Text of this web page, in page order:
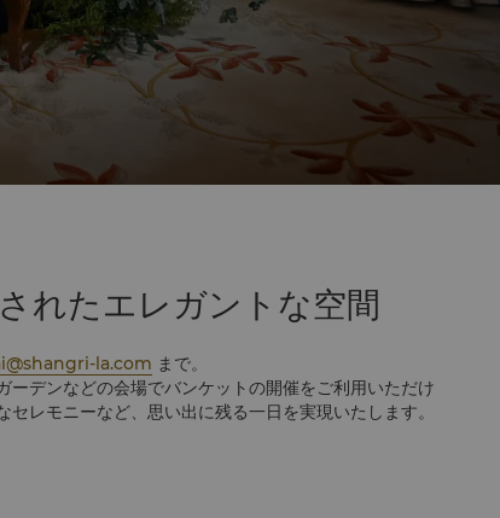
れたエレガントな空間
la.com まで。
デンなどの会場でバンケットの開催をご利用いただけ
レモニーなど、思い出に残る一日を実現いたします。